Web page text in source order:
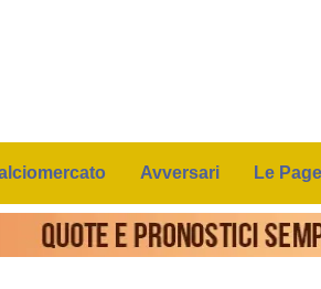
Avversari Le